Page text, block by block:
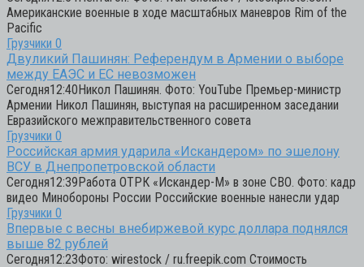
Американские военные в ходе масштабных маневров Rim of the
Pacific
Грузчики 0
Двуликий Пашинян: Референдум в Армении о выборе
между ЕАЭС и ЕС невозможен
Сегодня12:40Никол Пашинян. Фото: YouTube Премьер-министр
Армении Никол Пашинян, выступая на расширенном заседании
Евразийского межправительственного совета
Грузчики 0
Российская армия ударила «Искандером» по эшелону
ВСУ в Днепропетровской области
Сегодня12:39Работа ОТРК «Искандер-М» в зоне СВО. Фото: кадр
видео Минобороны России Российские военные нанесли удар
Грузчики 0
Впервые с весны внебиржевой курс доллара поднялся
выше 82 рублей
Сегодня12:23Фото: wirestock / ru.freepik.com Стоимость